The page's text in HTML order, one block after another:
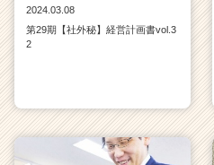
2024.03.08
第29期【社外秘】経営計画書vol.3
2